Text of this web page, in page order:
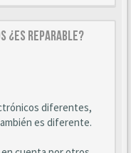
¿ES REPARABLE?
diferentes,
es diferente.